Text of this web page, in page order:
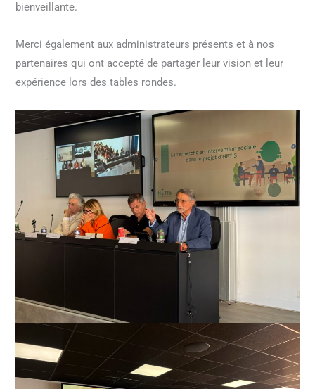
bienveillante.
Merci également aux administrateurs présents et à nos
partenaires qui ont accepté de partager leur vision et leur
expérience lors des tables rondes.